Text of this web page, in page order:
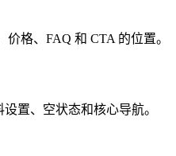
格、FAQ 和 CTA 的位置。
置、空状态和核心导航。